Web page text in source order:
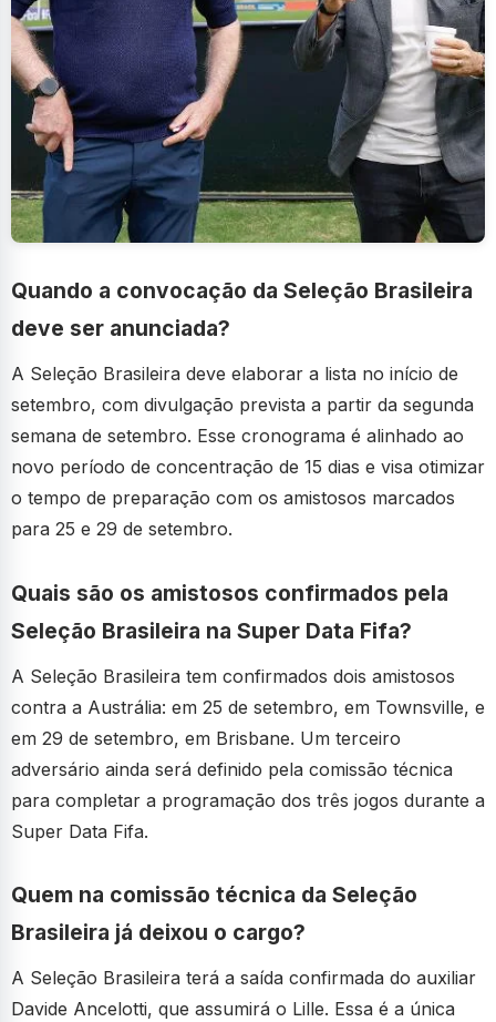
Quando a convocação da Seleção Brasileira
deve ser anunciada?
A Seleção Brasileira deve elaborar a lista no início de
setembro, com divulgação prevista a partir da segunda
semana de setembro. Esse cronograma é alinhado ao
novo período de concentração de 15 dias e visa otimizar
o tempo de preparação com os amistosos marcados
para 25 e 29 de setembro.
Quais são os amistosos confirmados pela
Seleção Brasileira na Super Data Fifa?
A Seleção Brasileira tem confirmados dois amistosos
contra a Austrália: em 25 de setembro, em Townsville, e
em 29 de setembro, em Brisbane. Um terceiro
adversário ainda será definido pela comissão técnica
para completar a programação dos três jogos durante a
Super Data Fifa.
Quem na comissão técnica da Seleção
Brasileira já deixou o cargo?
A Seleção Brasileira terá a saída confirmada do auxiliar
Davide Ancelotti, que assumirá o Lille. Essa é a única